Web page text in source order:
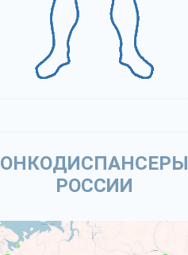
ОНКОДИСПАНСЕРЫ
РОССИИ